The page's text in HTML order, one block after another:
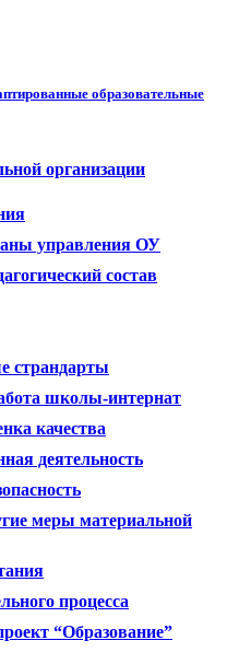
образовательные
организации
управления ОУ
состав
страндарты
школы-интернат
качества
деятельность
меры материальной
процесса
“Образование”